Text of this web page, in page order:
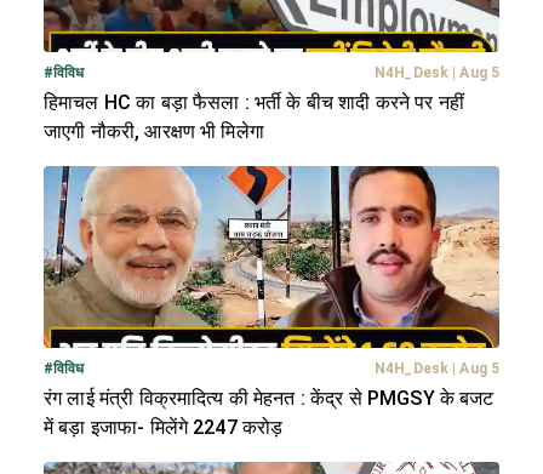
#विविध N4H_Desk | Aug 5
हिमाचल HC का बड़ा फैसला : भर्ती के बीच शादी करने पर नहीं
जाएगी नौकरी, आरक्षण भी मिलेगा
#विविध N4H_Desk | Aug 5
रंग लाई मंत्री विक्रमादित्य की मेहनत : केंद्र से PMGSY के बजट
में बड़ा इजाफा- मिलेंगे 2247 करोड़